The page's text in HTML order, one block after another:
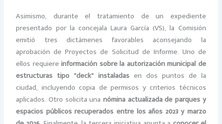
Asimismo, durante el tratamiento de un expediente
presentado por la concejala Laura García (VS), la Comisión
emitió tres dictámenes favorables aconsejando la
aprobación de Proyectos de Solicitud de Informe. Uno de
ellos requiereinformación sobre la autorización municipal de
estructuras tipo “deck” instaladas en dos puntos de la
ciudad, incluyendo copia de permisos y criterios técnicos
aplicados. Otro solicita una nómina actualizada de parques y
espacios públicos recuperados entre los años 2023 y marzo